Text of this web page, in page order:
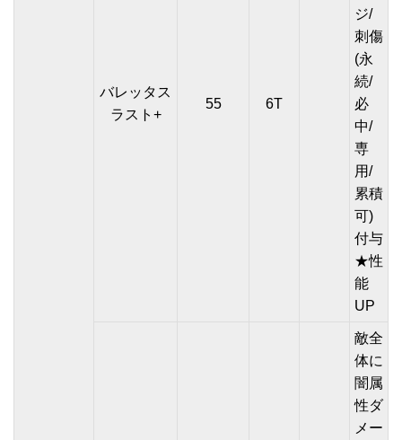
バレッタス
ラスト+
55 6T
ジ/
刺傷
(永
続/
必
中/
専
用/
累積
可)
付与
★性
能
UP
敵全
体に
闇属
性ダ
メー